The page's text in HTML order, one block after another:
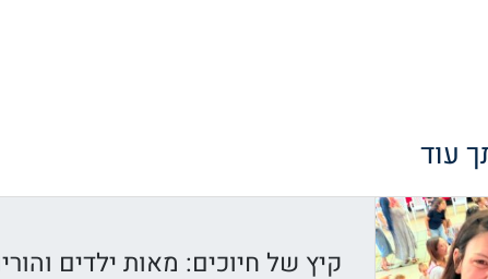
עוד
קיץ של חיוכים: מאות ילדים